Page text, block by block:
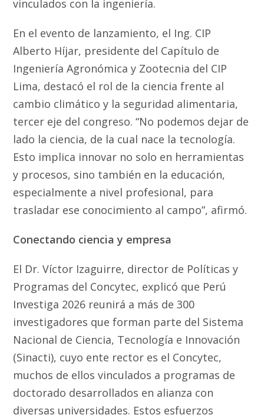
vinculados con la ingeniería.
En el evento de lanzamiento, el Ing. CIP
Alberto Híjar, presidente del Capítulo de
Ingeniería Agronómica y Zootecnia del CIP
Lima, destacó el rol de la ciencia frente al
cambio climático y la seguridad alimentaria,
tercer eje del congreso. “No podemos dejar de
lado la ciencia, de la cual nace la tecnología.
Esto implica innovar no solo en herramientas
y procesos, sino también en la educación,
especialmente a nivel profesional, para
trasladar ese conocimiento al campo”, afirmó.
Conectando ciencia y empresa
El Dr. Víctor Izaguirre, director de Políticas y
Programas del Concytec, explicó que Perú
Investiga 2026 reunirá a más de 300
investigadores que forman parte del Sistema
Nacional de Ciencia, Tecnología e Innovación
(Sinacti), cuyo ente rector es el Concytec,
muchos de ellos vinculados a programas de
doctorado desarrollados en alianza con
diversas universidades. Estos esfuerzos